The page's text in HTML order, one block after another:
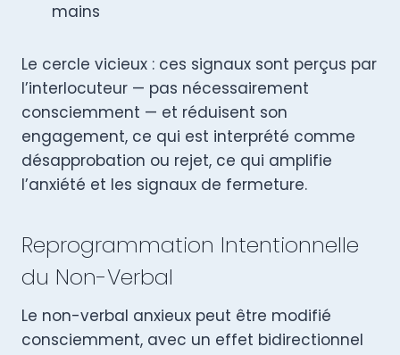
mains
Le cercle vicieux : ces signaux sont perçus par
l’interlocuteur — pas nécessairement
consciemment — et réduisent son
engagement, ce qui est interprété comme
désapprobation ou rejet, ce qui amplifie
l’anxiété et les signaux de fermeture.
Reprogrammation Intentionnelle
du Non-Verbal
Le non-verbal anxieux peut être modifié
consciemment, avec un effet bidirectionnel